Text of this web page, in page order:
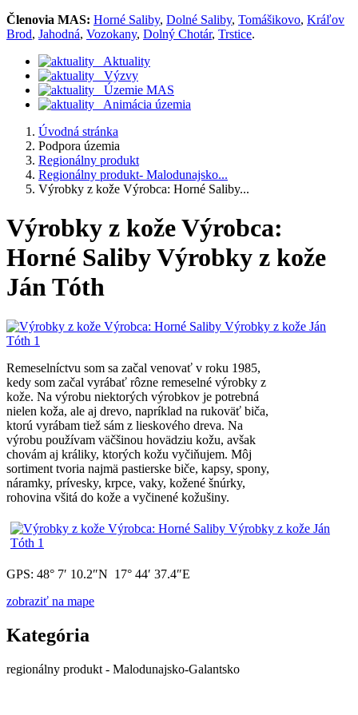
Členovia MAS: Horné Saliby, Dolné Saliby, Tomášikovo, Kráľov
Brod, Jahodná, Vozokany, Dolný Chotár, Trstice.
Aktuality
Výzvy
Územie MAS
Animácia územia
Úvodná stránka
Podpora územia
Regionálny produkt
Regionálny produkt- Malodunajsko...
Výrobky z kože Výrobca: Horné Saliby...
Výrobky z kože Výrobca:
Horné Saliby Výrobky z kože
Ján Tóth
Remeselníctvu som sa začal venovať v roku 1985,
kedy som začal vyrábať rôzne remeselné výrobky z
kože. Na výrobu niektorých výrobkov je potrebná
nielen koža, ale aj drevo, napríklad na rukoväť biča,
ktorú vyrábam tiež sám z lieskového dreva. Na
výrobu používam väčšinou hovädziu kožu, avšak
chovám aj králiky, ktorých kožu vyčiňujem. Môj
sortiment tvoria najmä pastierske biče, kapsy, spony,
náramky, prívesky, krpce, vaky, kožené šnúrky,
rohovina všitá do kože a vyčinené kožušiny.
GPS: 48° 7′ 10.2″N 17° 44′ 37.4″E
zobraziť na mape
Kategória
regionálny produkt - Malodunajsko-Galantsko